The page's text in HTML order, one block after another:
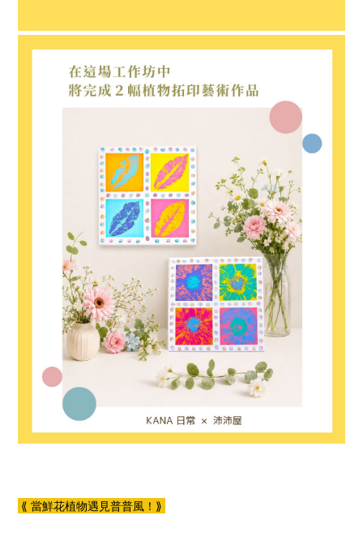
⟪ 當鮮花植物遇見普普風！⟫